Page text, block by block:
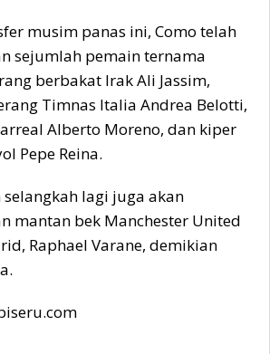
musim panas ini, Como telah
sejumlah pemain ternama
berbakat Irak Ali Jassim,
Timnas Italia Andrea Belotti,
Alberto Moreno, dan kiper
Pepe Reina.
selangkah lagi juga akan
mantan bek Manchester United
Raphael Varane, demikian